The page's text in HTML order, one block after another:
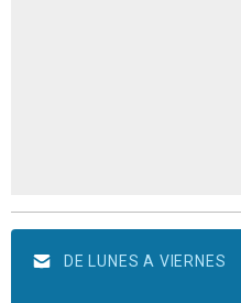
DE LUNES A VIERNES